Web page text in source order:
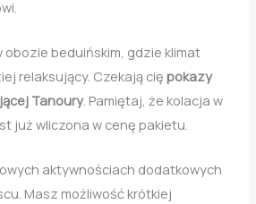
beduińskim, gdzie klimat
relaksujący. Czekają ciępokazy
Tanoury. Pamiętaj, że kolacja w
już wliczona w cenę pakietu.
aktywnościach dodatkowych
Masz możliwość krótkiej